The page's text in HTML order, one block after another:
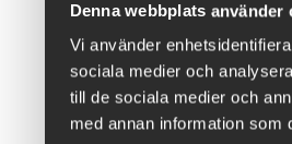
Denna webbplats använder
Vi använder
sociala medier och
till de sociala medier och
med annan information som